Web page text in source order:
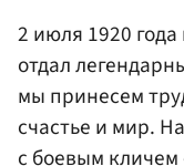
2 июля 1920
отдал
мы принесем
счастье и мир.
с боевым